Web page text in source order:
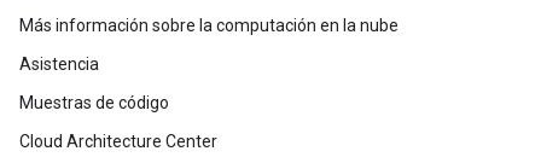
Más información sobre la computación en la nube
Asistencia
Muestras de código
Cloud Architecture Center